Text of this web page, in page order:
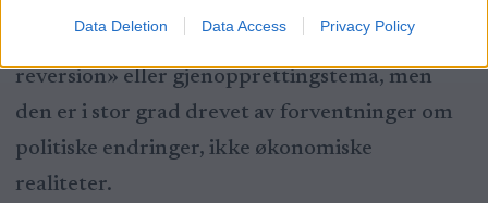
Data Deletion Data Access Privacy Policy
obligasjoner kan friste som et case for «mean
reversion» eller gjenopprettingstema, men
den er i stor grad drevet av forventninger om
politiske endringer, ikke økonomiske
realiteter.